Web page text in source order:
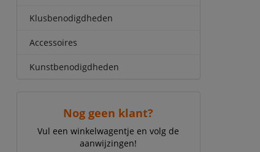
Klusbenodigdheden
Accessoires
Kunstbenodigdheden
Nog geen klant?
Vul een winkelwagentje en volg de
aanwijzingen!